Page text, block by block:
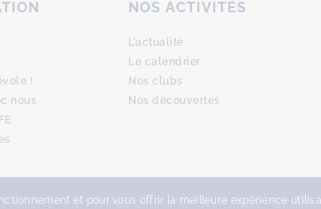
!
nous
NOS ACTIVITÉS
L’actualité
Le calendrier
Nos clubs
Nos découvertes
et pour vous offrir la meilleure expérience